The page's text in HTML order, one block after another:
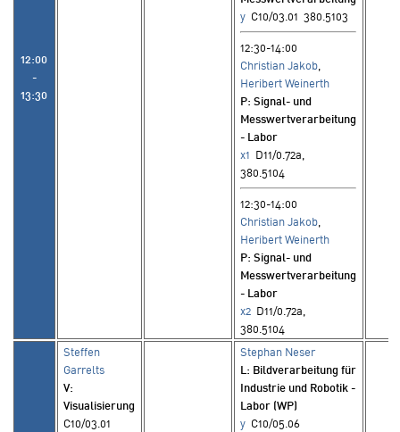
12:00
-
13:30
y C10/03.01 380.5103
12:30-14:00
Christian Jakob
Heribert Weinerth
P: Signal- und
Messwertverarbeitung
- Labor
x1 D11/0.72a,
380.5104
12:30-14:00
Christian Jakob
Heribert Weinerth
P: Signal- und
Messwertverarbeitung
- Labor
x2 D11/0.72a,
380.5104
Steffen
Garrelts
V:
Visualisierung
C10/03.01
Stephan Neser
L : Bildverarbeitung für
Industrie und Robotik -
Labor (WP)
y C10/05.06